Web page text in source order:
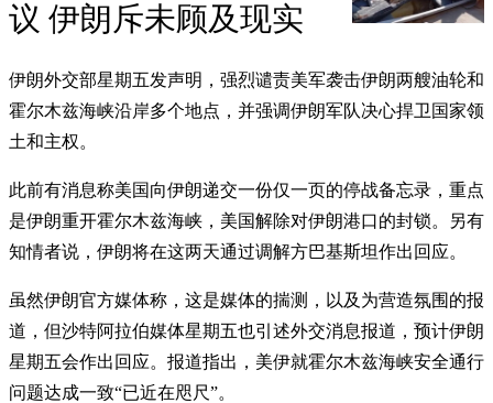
议 伊朗斥未顾及现实
伊朗外交部星期五发声明，强烈谴责美军袭击伊朗两艘油轮和
霍尔木兹海峡沿岸多个地点，并强调伊朗军队决心捍卫国家领
土和主权。
此前有消息称美国向伊朗递交一份仅一页的停战备忘录，重点
是伊朗重开霍尔木兹海峡，美国解除对伊朗港口的封锁。另有
知情者说，伊朗将在这两天通过调解方巴基斯坦作出回应。
虽然伊朗官方媒体称，这是媒体的揣测，以及为营造氛围的报
道，但沙特阿拉伯媒体星期五也引述外交消息报道，预计伊朗
星期五会作出回应。报道指出，美伊就霍尔木兹海峡安全通行
问题达成一致“已近在咫尺”。